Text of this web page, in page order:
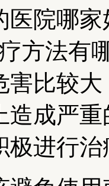
医院哪
方法有
害比较
造成严
极进行